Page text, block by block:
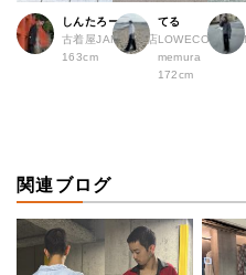
しんたろー
古着屋JAM 仙台店
163cm
てる
LOWECO by
memura
172cm
関連ブログ